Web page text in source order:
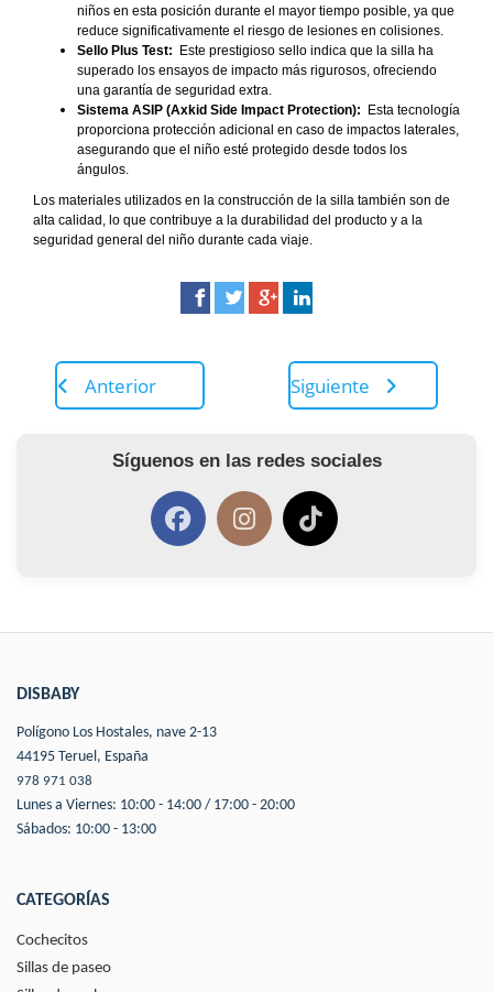
niños en esta posición durante el mayor tiempo posible, ya que
reduce significativamente el riesgo de lesiones en colisiones.
Sello Plus Test:
Este prestigioso sello indica que la silla ha
superado los ensayos de impacto más rigurosos, ofreciendo
una garantía de seguridad extra.
Sistema ASIP (Axkid Side Impact Protection):
Esta tecnología
proporciona protección adicional en caso de impactos laterales,
asegurando que el niño esté protegido desde todos los
ángulos.
Los materiales utilizados en la construcción de la silla también son de
alta calidad, lo que contribuye a la durabilidad del producto y a la
seguridad general del niño durante cada viaje.
Anterior Siguiente
Síguenos en las redes sociales
DISBABY
Polígono Los Hostales, nave 2-13
44195 Teruel, España
978 971 038
Lunes a Viernes: 10:00 - 14:00 / 17:00 - 20:00
Sábados: 10:00 - 13:00
CATEGORÍAS
Cochecitos
Sillas de paseo